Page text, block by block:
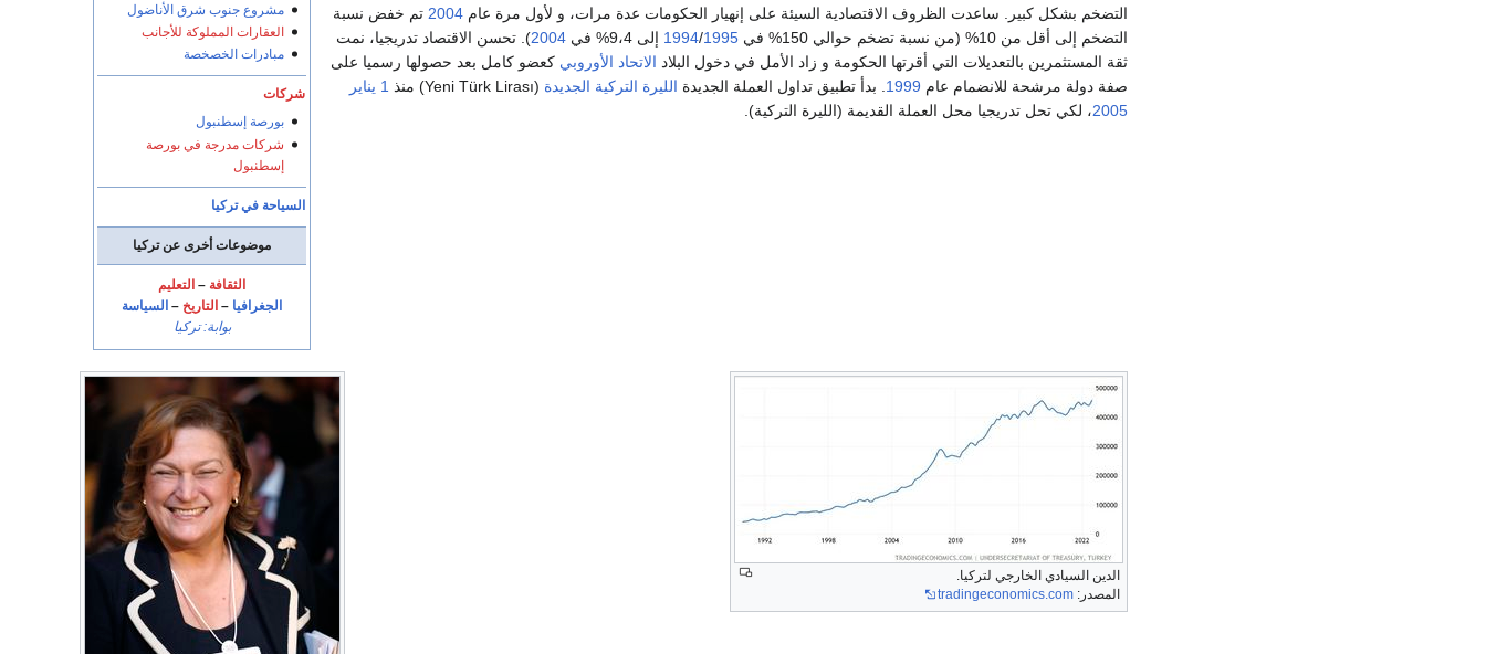
مشروع جنوب شرق الأناضول
العقارات المملوكة للأجانب
مبادرات الخصخصة
شركات
بورصة إسطنبول
شركات مدرجة في بورصة
إسطنبول
السياحة في تركيا
موضوعات أخرى عن تركيا
الثقافة – التعليم
الجغرافيا – التاريخ – السياسة
بوابة: تركيا
التضخم بشكل كبير. ساعدت الظروف الاقتصادية السيئة على إنهيار الحكومات عدة مرات، و لأول مرة عام 2004 تم خفض نسبة
التضخم إلى أقل من 10% (من نسبة تضخم حوالي 150% في
1994/1995 إلى 9،4% في 2004). تحسن الاقتصاد تدريجيا، نمت
ثقة المستثمرين بالتعديلات التي أقرتها الحكومة و زاد الأمل في دخول البلاد الاتحاد الأوروبي كعضو كامل بعد حصولها رسميا على
صفة دولة مرشحة للانضمام عام 1999. بدأ تطبيق تداول العملة الجديدة الليرة التركية الجديدة (Yeni Türk Lirası) منذ
1 يناير
2005، لكي تحل تدريجيا محل العملة القديمة (الليرة التركية).
الدين السيادي الخارجي لتركيا.
المصدر: tradingeconomics.com